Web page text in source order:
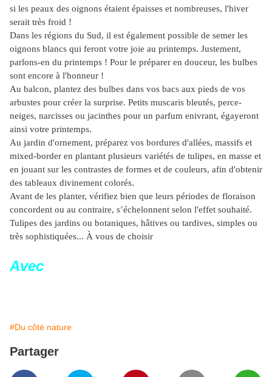
si les peaux des oignons étaient épaisses et nombreuses, l'hiver
serait très froid !
Dans les régions du Sud, il est également possible de semer les
oignons blancs qui feront votre joie au printemps. Justement,
parlons-en du printemps ! Pour le préparer en douceur, les bulbes
sont encore à l'honneur !
Au balcon, plantez des bulbes dans vos bacs aux pieds de vos
arbustes pour créer la surprise. Petits muscaris bleutés, perce-
neiges, narcisses ou jacinthes pour un parfum enivrant, égayeront
ainsi votre printemps.
Au jardin d'ornement, préparez vos bordures d'allées, massifs et
mixed-border en plantant plusieurs variétés de tulipes, en masse et
en jouant sur les contrastes de formes et de couleurs, afin d'obtenir
des tableaux divinement colorés.
Avant de les planter, vérifiez bien que leurs périodes de floraison
concordent ou au contraire, s’échelonnent selon l'effet souhaité.
Tulipes des jardins ou botaniques, hâtives ou tardives, simples ou
très sophistiquées... À vous de choisir
Avec
#Du côté nature
Partager